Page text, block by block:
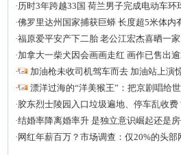
·历时3年跨越33国 荷兰男子完成电动车环
·佛罗里达州国家捕获巨蟒 长度超5米体内
·福原爱平安产下二胎 老公江宏杰喜晒一
·加拿大一柴犬因会画画走红 画作已售出
·
加油枪未收司机驾车而去 加油站上演
·
漂洋过海的“洋美猴王”：把京剧唱给
·胶东烈士陵园入口垃圾遍地、停车乱收费
·结婚率降离婚率升 是独立意识崛起还是房
· 网红年薪百万？市场调查：仅20%的头部